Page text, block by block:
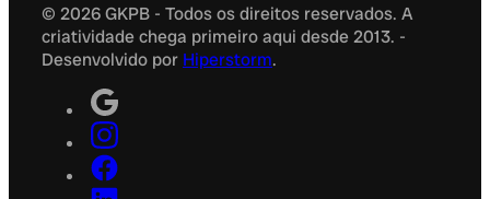
© 2026 GKPB - Todos os direitos reservados. A
criatividade chega primeiro aqui desde 2013. -
Desenvolvido por Hiperstorm.